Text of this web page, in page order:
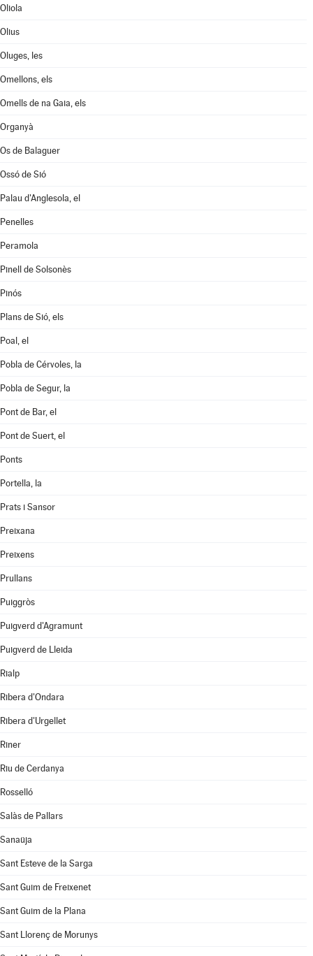
Oliola
Olius
Oluges, les
Omellons, els
Omells de na Gaia, els
Organyà
Os de Balaguer
Ossó de Sió
Palau d'Anglesola, el
Penelles
Peramola
Pinell de Solsonès
Pinós
Plans de Sió, els
Poal, el
Pobla de Cérvoles, la
Pobla de Segur, la
Pont de Bar, el
Pont de Suert, el
Ponts
Portella, la
Prats i Sansor
Preixana
Preixens
Prullans
Puiggròs
Puigverd d'Agramunt
Puigverd de Lleida
Rialp
Ribera d'Ondara
Ribera d'Urgellet
Riner
Riu de Cerdanya
Rosselló
Salàs de Pallars
Sanaüja
Sant Esteve de la Sarga
Sant Guim de Freixenet
Sant Guim de la Plana
Sant Llorenç de Morunys